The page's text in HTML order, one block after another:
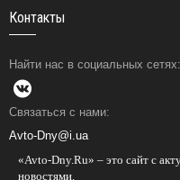
Контакты
Найти нас в социальных сетях:
Связаться с нами:
Avto-Dny@i.ua
«Avto-Dny.Ru» – это сайт с
новостями.